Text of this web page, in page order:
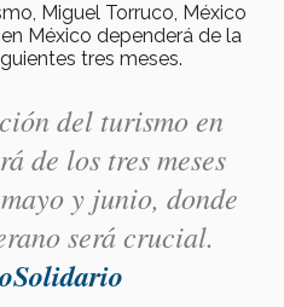
Miguel Torruco, México
México dependerá de la
tres meses.
del turismo en
de los tres meses
y junio, donde
será crucial.